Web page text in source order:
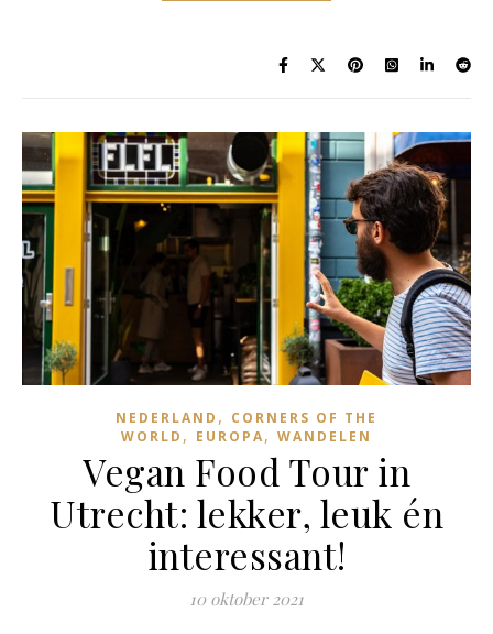
NEDERLAND , CORNERS OF THE
WORLD , EUROPA, WANDELEN
Vegan Food Tour in
Utrecht: lekker, leuk én
interessant!
10 oktober 2021